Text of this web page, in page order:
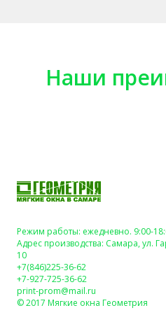
Наши
Режим работы: ежедневно. 9:00-
Адрес производства: Самара, ул.
10
+7(846)225-36-62
+7-927-725-36-62
print-prom@mail.ru
© 2017 Мягкие окна Геометрия